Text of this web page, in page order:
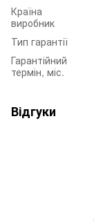
Країна
виробник
Тип гарантії
Гарантійний
термін, міс.
Відгуки